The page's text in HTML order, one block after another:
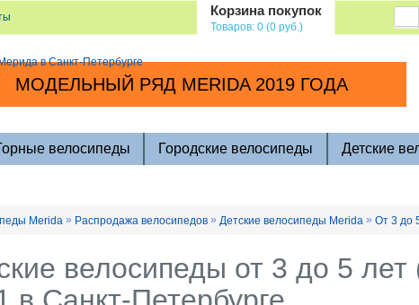
МОДЕЛЬНЫЙ РЯД MERIDA 2019 ГОДА
Корзина покупок
Товаров: 0 (0 руб.)
велосипеды Городские велосипеды Детские
Merida » Распродажа велосипедов » Детские велосипеды Merida » От 3 до
велосипеды от 3 до 5